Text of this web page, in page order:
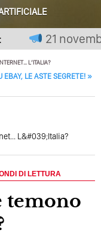
Di Valore O
Probabilmente
Politica? Il
Mio Intervento Per
21 novembre
L’ITALIA?
EBAY, LE ASTE SEGRETE! »
L&#039;Italia?
DI LETTURA